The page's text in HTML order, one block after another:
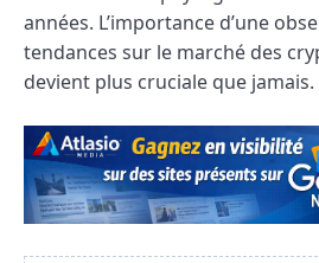
années. L’importance d’une
tendances sur le marché des
devient plus cruciale que jamais.